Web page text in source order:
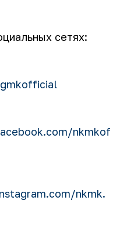
сетях:
nkmkof
nkmk.